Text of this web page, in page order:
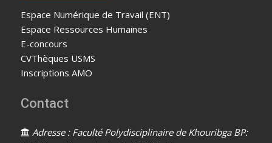
Espace Numérique de Travail (ENT)
Espace Ressources Humaines
E-concours
CVThèques USMS
Inscriptions AMO
Contact
Adresse : Faculté Polydisciplinaire de Khouribga BP: